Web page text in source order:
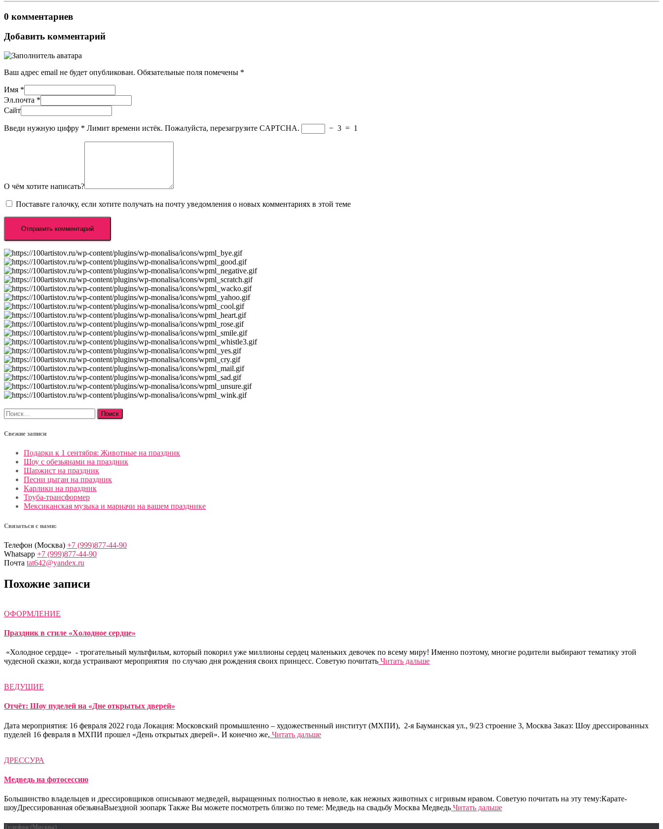
0 комментариев
Добавить комментарий
Ваш адрес email не будет опубликован. Обязательные поля помечены *
Имя *
Эл.почта *
Сайт
Введи нужную цифру * Лимит времени истёк. Пожалуйста, перезагрузите CAPTCHA. − 3 = 1
О чём хотите написать?
Поставьте галочку, если хотите получать на почту уведомления о новых комментариях в этой теме
Найти:
Свежие записи
Подарки к 1 сентября: Животные на праздник
Шоу с обезьянами на праздник
Шаржист на праздник
Песни цыган на праздник
Карлики на праздник
Труба-трансформер
Мексиканская музыка и мариачи на вашем празднике
Связаться с нами:
Телефон (Москва) +7 (999)877-44-90
Whatsapp +7 (999)877-44-90
Почта tat642@yandex.ru
Похожие записи
ОФОРМЛЕНИЕ
Праздник в стиле «Холодное сердце»
«Холодное сердце» - трогательный мультфильм, который покорил уже миллионы сердец маленьких девочек по всему миру! Именно поэтому, многие родители выбирают тематику этой
чудесной сказки, когда устраивают мероприятия по случаю дня рождения своих принцесс. Советую почитать Читать дальше
ВЕДУЩИЕ
Отчёт: Шоу пуделей на «Дне открытых дверей»
Дата мероприятия: 16 февраля 2022 года Локация: Московский промышленно – художественный институт (МХПИ), 2-я Бауманская ул., 9/23 строение 3, Москва Заказ: Шоу дрессированных
пуделей 16 февраля в МХПИ прошел «День открытых дверей». И конечно же, Читать дальше
ДРЕССУРА
Медведь на фотосессию
Большинство владельцев и дрессировщиков описывают медведей, выращенных полностью в неволе, как нежных животных с игривым нравом. Советую почитать на эту тему:Карате-
шоуДрессированная обезьянаВыездной зоопарк Также Вы можете посмотреть близко по теме: Медведь на свадьбу Москва Медведь Читать дальше
Телефон (Москва)